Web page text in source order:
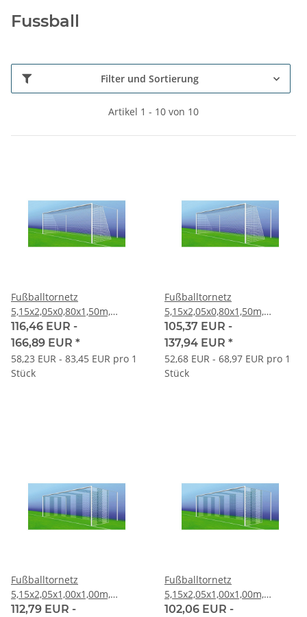
Fussball
Filter und Sortierung
Artikel 1 - 10 von 10
Fußballtornetz
5,15x2,05x0,80x1,50m,
Maschenweite # 100mm
116,46 EUR -
166,89 EUR *
58,23 EUR - 83,45 EUR pro 1
Stück
Fußballtornetz
5,15x2,05x0,80x1,50m,
Maschenweite # 120mm
105,37 EUR -
137,94 EUR *
52,68 EUR - 68,97 EUR pro 1
Stück
Fußballtornetz
5,15x2,05x1,00x1,00m,
Maschenweite # 100mm
112,79 EUR -
Fußballtornetz
5,15x2,05x1,00x1,00m,
Maschenweite # 120mm
102,06 EUR -